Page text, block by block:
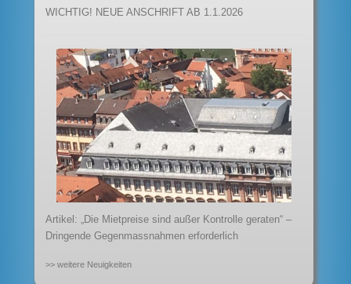
WICHTIG! NEUE ANSCHRIFT AB 1.1.2026
Artikel: „Die Mietpreise sind außer Kontrolle geraten“ –
Dringende Gegenmassnahmen erforderlich
>> weitere Neuigkeiten